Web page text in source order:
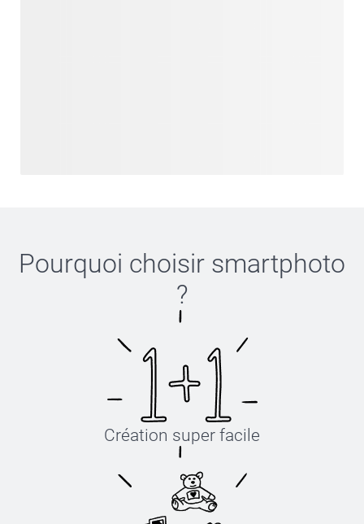
Pourquoi choisir smartphoto
?
Création super facile